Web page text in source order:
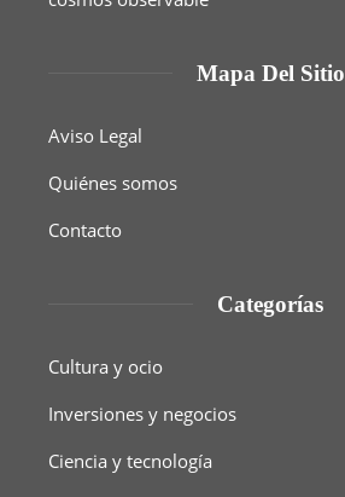
Mapa Del Sitio
Aviso Legal
Quiénes somos
Contacto
Categorías
Cultura y ocio
Inversiones y negocios
Ciencia y tecnología